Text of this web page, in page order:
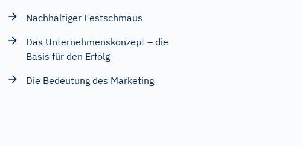
Nachhaltiger Festschmaus
Das Unternehmenskonzept – die
Basis für den Erfolg
Die Bedeutung des Marketing